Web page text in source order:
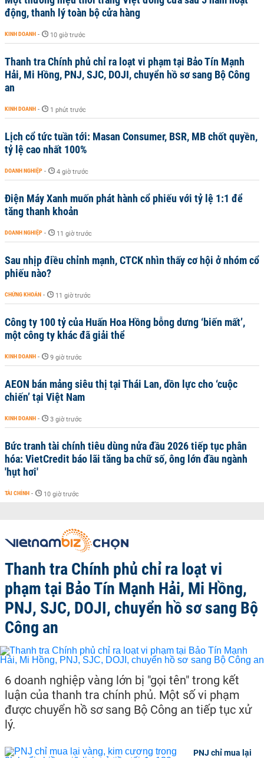
động, thanh lý toàn bộ cửa hàng
KINH DOANH - 10 giờ trước
Thanh tra Chính phủ chỉ ra loạt vi phạm tại Bảo Tín Mạnh
Hải, Mi Hồng, PNJ, SJC, DOJI, chuyển hồ sơ sang Bộ Công
an
KINH DOANH - 1 phút trước
Lịch cổ tức tuần tới: Masan Consumer, BSR, MB chốt quyền,
tỷ lệ cao nhất 100%
DOANH NGHIỆP - 4 giờ trước
Điện Máy Xanh muốn phát hành cổ phiếu với tỷ lệ 1:1 để
tăng thanh khoản
DOANH NGHIỆP - 11 giờ trước
Sau nhịp điều chỉnh mạnh, CTCK nhìn thấy cơ hội ở nhóm cổ
phiếu nào?
CHỨNG KHOÁN - 11 giờ trước
Công ty 100 tỷ của Huấn Hoa Hồng bỗng dưng ‘biến mất’,
một công ty khác đã giải thể
KINH DOANH - 9 giờ trước
AEON bán mảng siêu thị tại Thái Lan, dồn lực cho ‘cuộc
chiến’ tại Việt Nam
KINH DOANH - 3 giờ trước
Bức tranh tài chính tiêu dùng nửa đầu 2026 tiếp tục phân
hóa: VietCredit báo lãi tăng ba chữ số, ông lớn đầu ngành
'hụt hơi'
TÀI CHÍNH - 10 giờ trước
Thanh tra Chính phủ chỉ ra loạt vi
phạm tại Bảo Tín Mạnh Hải, Mi Hồng,
PNJ, SJC, DOJI, chuyển hồ sơ sang Bộ
Công an
6 doanh nghiệp vàng lớn bị "gọi tên" trong kết
luận của thanh tra chính phủ. Một số vi phạm
được chuyển hồ sơ sang Bộ Công an tiếp tục xử
lý.
PNJ chỉ mua lại